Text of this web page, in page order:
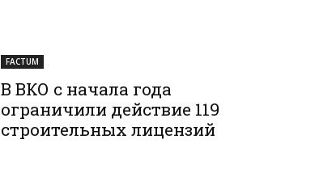
FACTUM
В ВКО с начала года
ограничили действие 119
строительных лицензий